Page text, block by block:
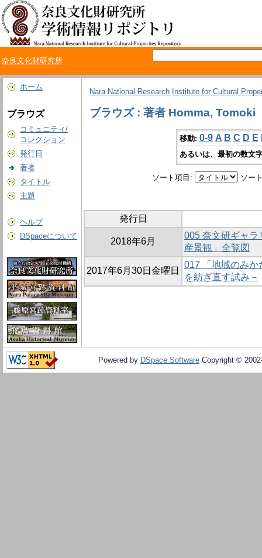
奈良文化財研究所
ホーム
ブラウズ
コミュニティ/
コレクション
発行日
著者
タイトル
主題
ヘルプ
DSpaceについて
Nara National Research Institute for Cultural
ブラウズ : 著者 Homma, Tomoki
移動: 0-9 A B C D E
あるいは、最初の数文
ソート項目: ソー
発行日
2018年6月
005 奈文研ギャラ
産景観」全覧図
2017年6月30日金曜日
017 「地域のみか
を紡ぎ直す試み－
Powered by DSpace Software Copyright ©